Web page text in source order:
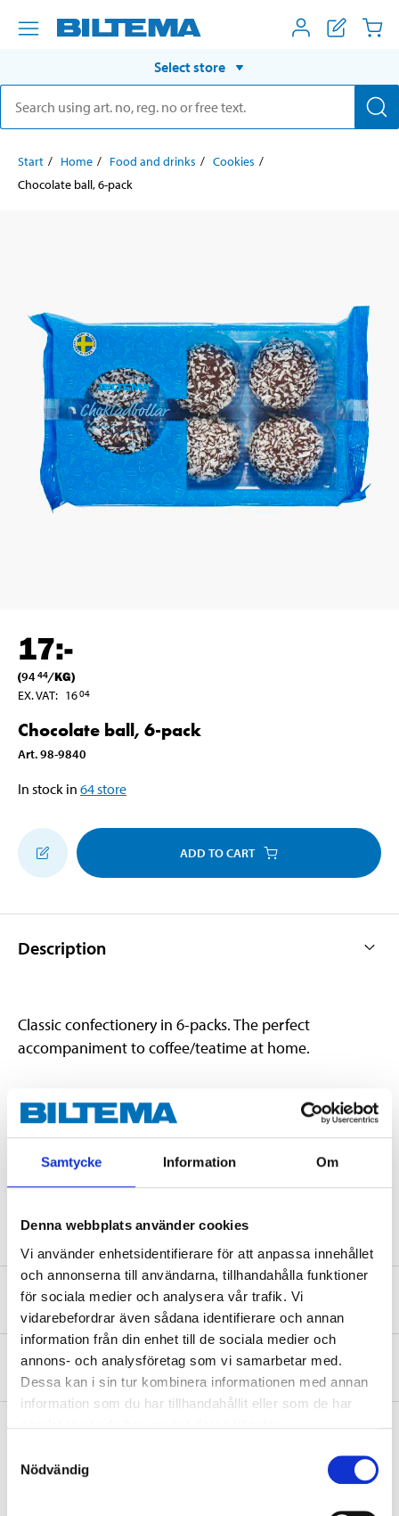
Samtycke Information Om
Denna webbplats använder cookies
Vi använder enhetsidentifierare för att anpassa innehållet
och annonserna till användarna, tillhandahålla funktioner
för sociala medier och analysera vår trafik. Vi
vidarebefordrar även sådana identifierare och annan
information från din enhet till de sociala medier och
annons- och analysföretag som vi samarbetar med.
Dessa kan i sin tur kombinera informationen med annan
information som du har tillhandahållit eller som de har
Nödvändig
Select store
Start Home Food and drinks
Cookies
Chocolate ball, 6-pack
17:-
(9444/KG)
EX. VAT: 1604
Chocolate ball, 6-pack
Art.98-9840
In stock in 64store
ADD TO CART
Description
Classic confectionery in 6-packs. The perfect
accompaniment to coffee/teatime at home.
Technical specifications
Weight
30–50 g
Safety instructions and other information
About the manufacturer